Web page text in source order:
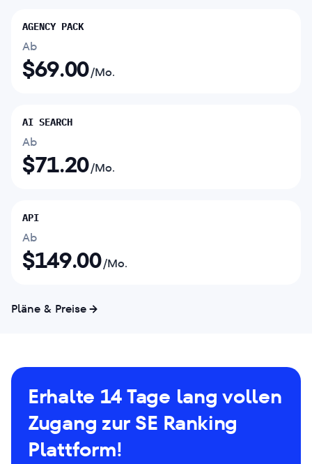
AGENCY PACK
Ab
$69.00/Mo.
AI SEARCH
Ab
$71.20/Mo.
API
Ab
$149.00/Mo.
Pläne & Preise
Erhalte 14 Tage lang vollen
Zugang zur SE Ranking
Plattform!